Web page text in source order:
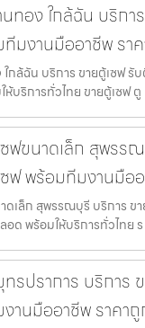
ทอง ใกล้ฉัน บริกา
มงานมืออาชีพ รา
ใกล้ฉัน บริการ ขายตู้เซฟ
บริการทั่วไทย ขายตู้เซฟ ตู
ฟขนาดเล็ก สุพรร
ฟ พร้อมทีมงานมือ
ดเล็ก สุพรรณบุรี บริการ ข
ด พร้อมให้บริการทั่วไทย ร
รปราการ บริการ
านมืออาชีพ ราคา